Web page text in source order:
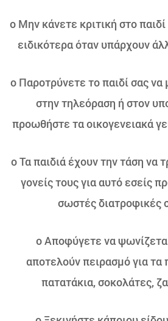
o Μην κάνετε κριτική στο
ειδικότερα όταν υπάρχουν
o Παροτρύνετε το παιδί σας
στην τηλεόραση ή στον
προωθήστε τα οικογενειακά
o Τα παιδιά έχουν την τάση να
γονείς τους για αυτό εσείς
σωστές διατροφικές
o Αποφύγετε να
αποτελούν πειρασμό για τα
πατατάκια, σοκολάτες,